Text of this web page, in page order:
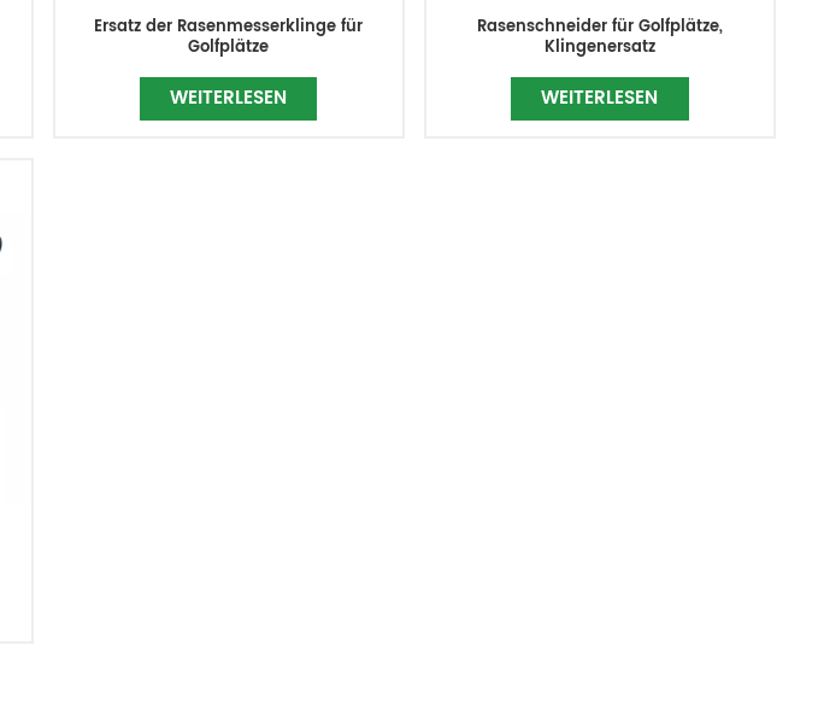
Ersatz der Rasenmesserklinge für
Golfplätze
WEITERLESEN
Rasenschneider für Golfplätze,
Klingenersatz
WEITERLESEN